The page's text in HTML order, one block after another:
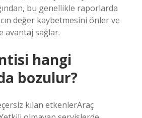
bu genellikle raporlarda
değer kaybetmesini önler ve
avantaj sağlar.
hangi
bozulur?
kılan etkenlerAraç